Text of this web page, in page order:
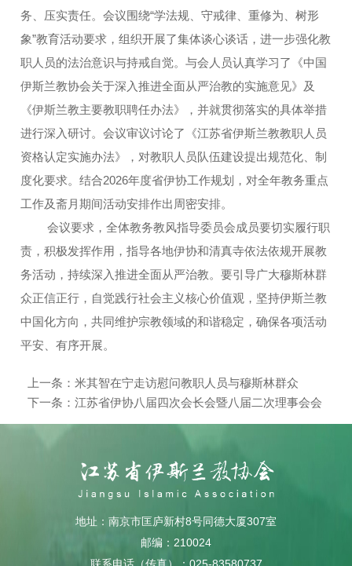
务、压实责任。会议围绕“学法规、守戒律、重修为、树形
象”教育活动要求，组织开展了集体谈心谈话，进一步强化教
职人员的法治意识与持戒自觉。与会人员认真学习了《中国
伊斯兰教协会关于深入推进全面从严治教的实施意见》及
《伊斯兰教主要教职聘任办法》，并就贯彻落实的具体举措
进行深入研讨。会议审议讨论了《江苏省伊斯兰教教职人员
资格认定实施办法》，对教职人员队伍建设提出规范化、制
度化要求。结合2026年度省伊协工作规划，对全年教务重点
工作及斋月期间活动安排作出周密安排。
会议要求，全体教务教风指导委员会成员要切实履行职
责，积极发挥作用，指导各地伊协和清真寺依法依规开展教
务活动，持续深入推进全面从严治教。要引导广大穆斯林群
众正信正行，自觉践行社会主义核心价值观，坚持伊斯兰教
中国化方向，共同维护宗教领域的和谐稳定，确保各项活动
平安、有序开展。
上一条： 米其智在宁走访慰问教职人员与穆斯林群众
下一条： 江苏省伊协八届四次会长会暨八届二次理事会会
议在南京召开
地址：南京市匡庐新村8号同德大厦307室
邮编：210024